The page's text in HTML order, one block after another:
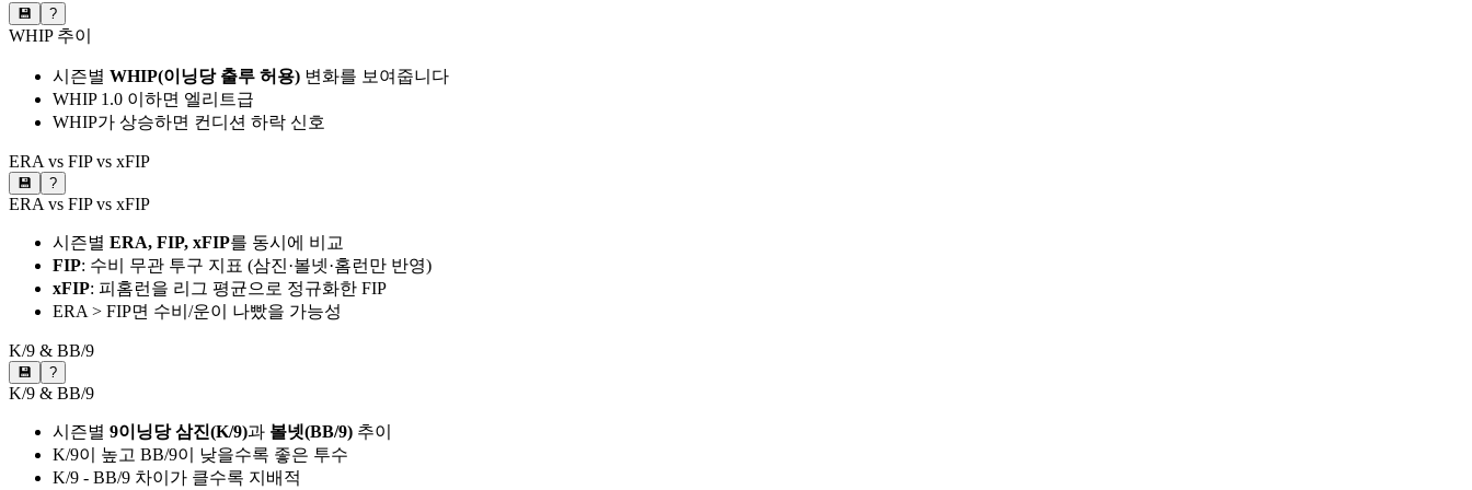
💾 ?
WHIP 추이
시즌별 WHIP(이닝당 출루 허용) 변화를 보여줍니다
WHIP 1.0 이하면 엘리트급
WHIP가 상승하면 컨디션 하락 신호
ERA vs FIP vs xFIP
💾 ?
ERA vs FIP vs xFIP
시즌별 ERA, FIP, xFIP를 동시에 비교
FIP: 수비 무관 투구 지표 (삼진·볼넷·홈런만 반영)
xFIP: 피홈런을 리그 평균으로 정규화한 FIP
ERA > FIP면 수비/운이 나빴을 가능성
K/9 & BB/9
💾 ?
K/9 & BB/9
시즌별 9이닝당 삼진(K/9)과 볼넷(BB/9) 추이
K/9이 높고 BB/9이 낮을수록 좋은 투수
K/9 - BB/9 차이가 클수록 지배적